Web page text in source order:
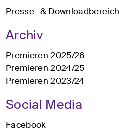
Presse- & Downloadbereich
Archiv
Premieren 2025/26
Premieren 2024/25
Premieren 2023/24
Social Media
Facebook